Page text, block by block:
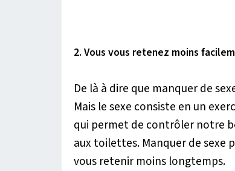
2. Vous vous retenez moins
De là à dire que manquer de
Mais le sexe consiste en un
qui permet de contrôler notre
aux toilettes. Manquer de sexe
vous retenir moins longtemps.